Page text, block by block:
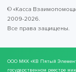
© «Касса
2009-2026.
Все права защищены.
ООО МКК «КВ Пятый
государственном реестре